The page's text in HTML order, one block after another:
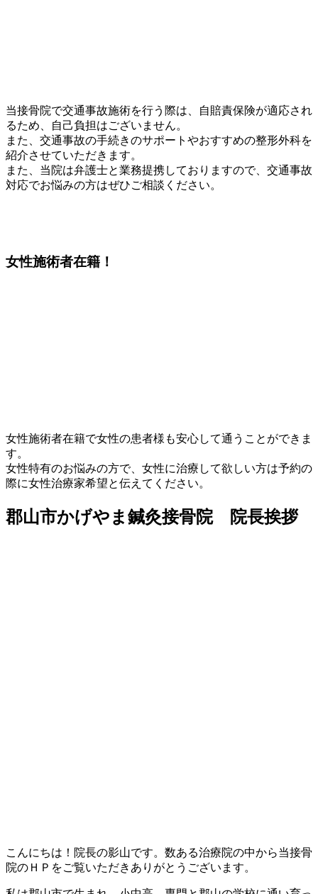
当接骨院で交通事故施術を行う際は、自賠責保険が適応され
るため、自己負担はございません。
また、交通事故の手続きのサポートやおすすめの整形外科を
紹介させていただきます。
また、当院は弁護士と業務提携しておりますので、交通事故
対応でお悩みの方はぜひご相談ください。
女性施術者在籍！
女性施術者在籍で女性の患者様も安心して通うことができま
す。
女性特有のお悩みの方で、女性に治療して欲しい方は予約の
際に女性治療家希望と伝えてください。
郡山市かげやま鍼灸接骨院 院長挨拶
こんにちは！院長の影山です。数ある治療院の中から当接骨
院のＨＰをご覧いただきありがとうございます。